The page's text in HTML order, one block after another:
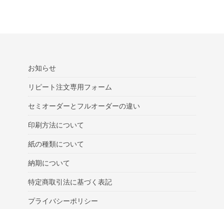
お知らせ
リピート注文専用フォーム
セミオーダーとフルオーダーの違い
印刷方法について
紙の種類について
納期について
特定商取引法に基づく表記
プライバシーポリシー